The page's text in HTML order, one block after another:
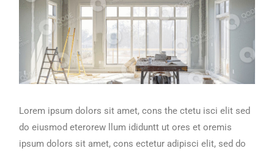
Lorem ipsum dolors sit amet, cons the ctetu isci elit sed
do eiusmod eterorew llum ididuntt ut ores et oremis
ipsum dolors sit amet, cons ectetur adipisci elit, sed do